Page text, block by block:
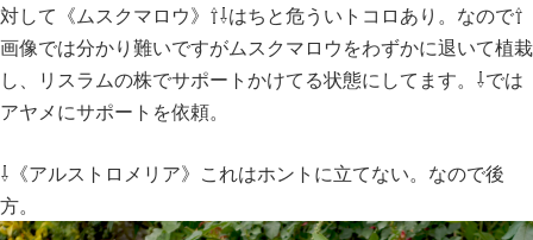
対して《ムスクマロウ》⇧⇩はちと危ういトコロあり。なので⇧
画像では分かり難いですがムスクマロウをわずかに退いて植栽
し、リスラムの株でサポートかけてる状態にしてます。⇩では
アヤメにサポートを依頼。
⇩《アルストロメリア》これはホントに立てない。なので後
方。